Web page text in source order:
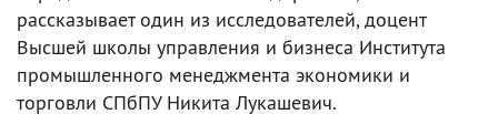
рассказывает один из исследователей, доцент
Высшей школы управления и бизнеса Института
промышленного менеджмента экономики и
торговли СПбПУ Никита Лукашевич.